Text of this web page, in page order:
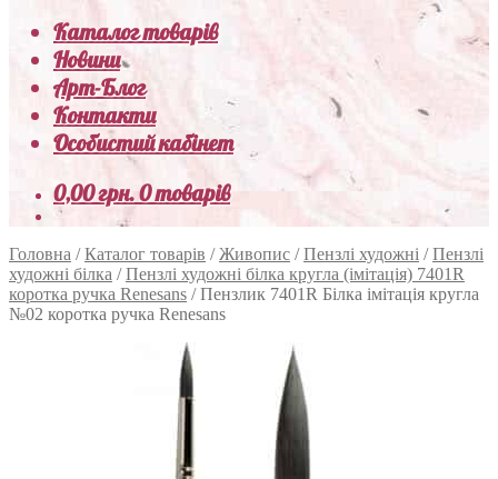
Каталог товарів
Новини
Арт-Блог
Контакти
Особистий кабінет
0,00грн.0 товарів
Головна /Каталог товарів /Живопис /Пензлі художні /Пензлі
художні білка /Пензлі художні білка кругла (імітація) 7401R
коротка ручка Renesans /Пензлик 7401R Білка імітація кругла
№02 коротка ручка Renesans